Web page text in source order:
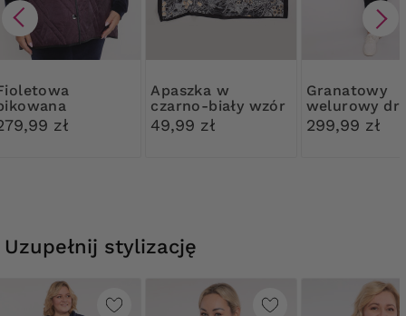
zł
Apaszka w
czarno-biały wzór
49,99 zł
Granatowy
welurowy
299,99 zł
Uzupełnij stylizację